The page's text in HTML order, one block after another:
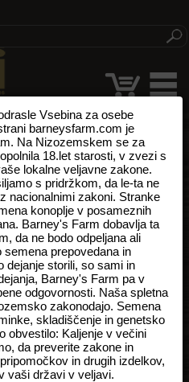
Vsebina za osebe
barneysfarm.com je
Na Nizozemskem se za
18.let starosti, v zvezi s
lokalne veljavne zakone.
s pridržkom, da le-ta ne
nacionalnimi zakoni. Stranke
konoplje v posameznih
Barney's Farm dobavlja ta
da ne bodo odpeljana ali
prepovedana in
dejanje storili, so sami in
Barney's Farm pa v
odgovornosti. Naša spletna
zakonodajo. Semena
skladiščenje in genetsko
obvestilo: Kaljenje v večini
da preverite zakone in
in drugih izdelkov,
vaši državi v veljavi.